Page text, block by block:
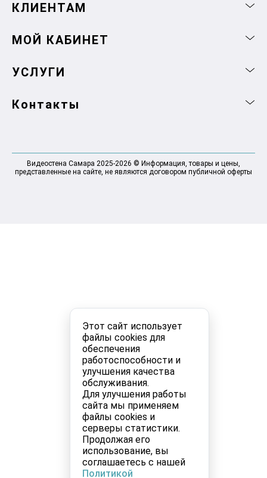
Этот сайт использует
файлы cookies для
обеспечения
работоспособности и
улучшения качества
обслуживания.
Для улучшения работы
сайта мы применяем
файлы cookies и
серверы статистики.
Продолжая его
использование, вы
соглашаетесь с нашей
Политикой
КЛИЕНТАМ
МОЙ КАБИНЕТ
УСЛУГИ
Контакты
Видеостена Самара 2025-2026 © Информация, товары и цены,
представленные на сайте, не являются договором публичной оферты